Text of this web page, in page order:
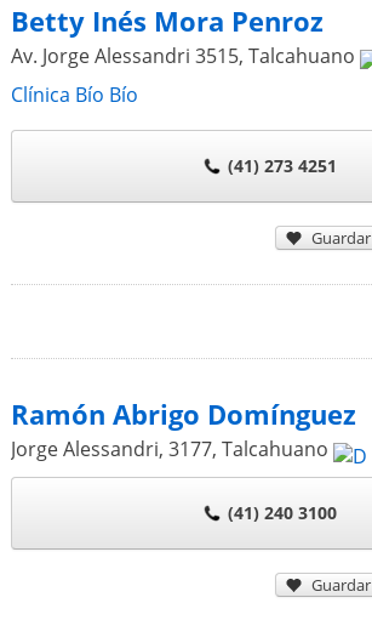
Betty Inés Mora Penroz
Av. Jorge Alessandri 3515, Talcahuano
Clínica Bío Bío
(41) 273 4251
Guardar
Ramón Abrigo Domínguez
Jorge Alessandri, 3177, Talcahuano
(41) 240 3100
Guardar